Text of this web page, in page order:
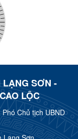
SƠN -
LỘC
Chủ tịch UBND